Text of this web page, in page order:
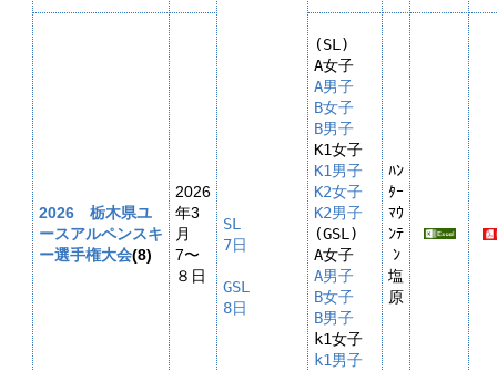
SL
7日
GSL
8日
2026 栃木県ユ
ースアルペンスキ
ー選手権大会(8)
2026
年3
月
7〜
８日
(SL)
A男子
B女子
B男子
K1男子
K2女子
K2男子
(GSL)
A男子
B女子
B男子
k1男子
ﾊﾝ
ﾀｰ
ﾏｳ
ﾝﾃ
ﾝ
塩
原